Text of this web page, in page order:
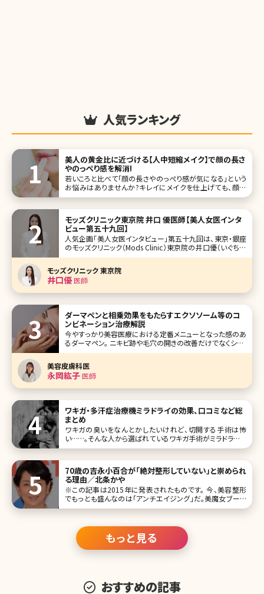
人気ランキング
美人の黄金比に近づける【人中短縮メイク】で顔の長さ
やのっぺり感を解消!
若いころと比べて「顔の長さやのっぺり感が気になる」という
お悩みはありませんか?キレイにメイクを仕上げても、顔の
コンプレックスを解消するのはなかなか難しいですよね。そ
見せる「人中短縮メイク」。 そこで今回は、顔ののっぺり感を
解消して、美人の黄金
モッズクリニック東京院 井口 優医師【美人女医インタ
ビュー第五十九回】
人気企画「美人女医インタビュー」第五十九回は、東京・銀座
のモッズクリニック（Mods Clinic）東京院の井口優（いぐちゆ
う）先生です。 そのこだわりから脂肪吸引・脂肪注入で指名が
多い銀座のモッズクリニック。海外からの患者さんも多く、日
帰りや一泊二日で脂肪吸引の対応することもあるとか。ダウ
モッズクリニック 東京院
井口優医師
ダーマペンと相乗効果をもたらすエクソソーム等のコ
ンビネーション治療解説
今やすっかり美容医療における定番メニューとなった感のあ
るダーマペン。 ニキビ跡や毛穴の開きの改善だけでなくシミ・
くすみ、小じわの改善など美肌治療として汎用性があること
から様々なスキントラブルの改善治療として多くの方が受け
られています。 本記事ではダーマペンの基本情報をお伝えし
た上で、近年選択
美容皮膚科医
永岡紘子医師
ワキガ・多汗症治療機ミラドライの効果、口コミなど総
まとめ
ワキガの臭いをなんとかしたいけれど、切開する手術は怖
い……。そんな人から選ばれているワキガ手術がミラドライで
す。これまでワキガの治療はワキの下を切開して、臭いのある
70歳の吉永小百合が「絶対整形していない」と崇められ
る理由／北条かや
※この記事は2015年に発表されたものです。 今、美容整形
でもっとも盛んなのは「アンチエイジング」だ。美魔女ブーム
も相まって、美容整形マーケットは中高年世代に熱い眼差し
が、女優の
もっと見る
おすすめの記事